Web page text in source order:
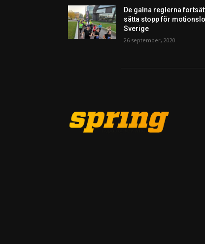
De galna reglerna
sätta stopp för
Sverige
26 september, 2020